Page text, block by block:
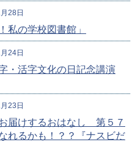
28日
私の学校図書館」
24日
・活字文化の日記念講演
23日
届けするおはなし 第５７
れるかも！？？『ナスビだ